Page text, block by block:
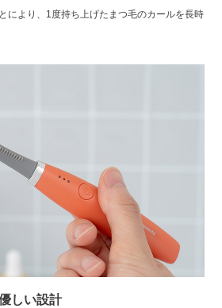
により、1度持ち上げたまつ毛のカールを長時
しい設計